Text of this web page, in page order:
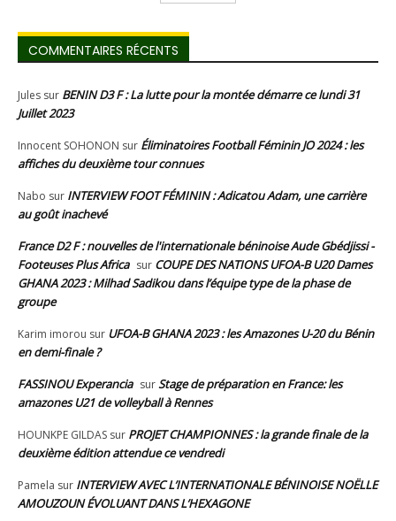
COMMENTAIRES RÉCENTS
Jules sur BENIN D3 F : La lutte pour la montée démarre ce lundi 31
Juillet 2023
Innocent SOHONON sur Éliminatoires Football Féminin JO 2024 : les
affiches du deuxième tour connues
Nabo sur INTERVIEW FOOT FÉMININ : Adicatou Adam, une carrière
au goût inachevé
France D2 F : nouvelles de l'internationale béninoise Aude Gbédjissi -
Footeuses Plus Africa sur COUPE DES NATIONS UFOA-B U20 Dames
GHANA 2023 : Milhad Sadikou dans l’équipe type de la phase de
groupe
Karim imorou sur UFOA-B GHANA 2023 : les Amazones U-20 du Bénin
en demi-finale ?
FASSINOU Experancia sur Stage de préparation en France: les
amazones U21 de volleyball à Rennes
HOUNKPE GILDAS sur PROJET CHAMPIONNES : la grande finale de la
deuxième édition attendue ce vendredi
Pamela sur INTERVIEW AVEC L’INTERNATIONALE BÉNINOISE NOËLLE
AMOUZOUN ÉVOLUANT DANS L’HEXAGONE